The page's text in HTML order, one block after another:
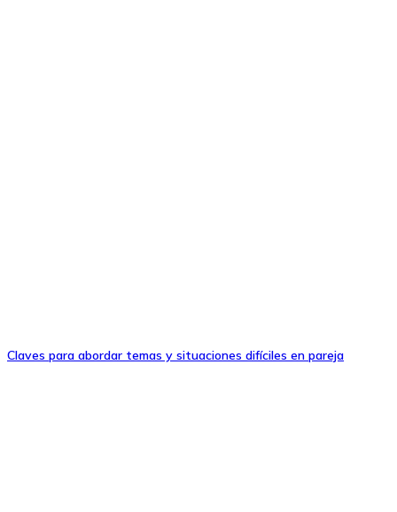
Claves para abordar temas y situaciones difíciles en pareja